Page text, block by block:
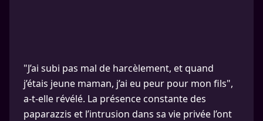
"J’ai subi pas mal de harcèlement, et quand
j’étais jeune maman, j’ai eu peur pour mon fils",
a-t-elle révélé. La présence constante des
paparazzis et l’intrusion dans sa vie privée l’ont